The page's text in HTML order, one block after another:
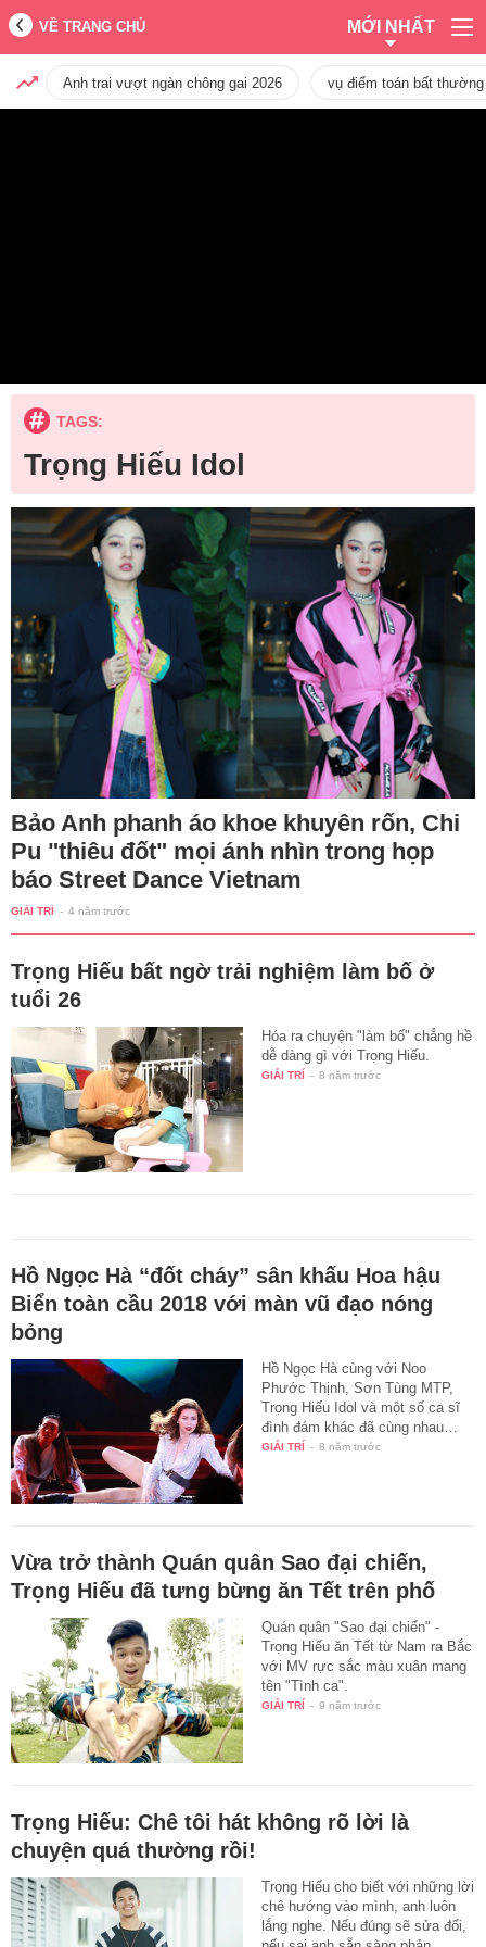
VỀ TRANG CHỦ MỚI NHẤT
Anh trai vượt ngàn chông gai 2026 vụ điểm toán bất
TAGS:
Trọng Hiếu Idol
Bảo Anh phanh áo khoe khuyên rốn, Chi
Pu "thiêu đốt" mọi ánh nhìn trong họp
báo Street Dance Vietnam
GIẢI TRÍ - 4 năm trước
Trọng Hiếu bất ngờ trải nghiệm làm bố ở
tuổi 26
Hóa ra chuyện "làm bố" chẳng hề
dễ dàng gì với Trọng Hiếu.
GIẢI TRÍ - 8 năm trước
Hồ Ngọc Hà “đốt cháy” sân khấu Hoa hậu
Biển toàn cầu 2018 với màn vũ đạo nóng
bỏng
Hồ Ngọc Hà cùng với Noo
Phước Thịnh, Sơn Tùng MTP,
Trọng Hiếu Idol và một số ca sĩ
đình đám khác đã cùng nhau…
GIẢI TRÍ - 8 năm trước
Vừa trở thành Quán quân Sao đại chiến,
Trọng Hiếu đã tưng bừng ăn Tết trên phố
Quán quân "Sao đại chiến" -
Trọng Hiếu ăn Tết từ Nam ra Bắc
với MV rực sắc màu xuân mang
tên "Tình ca".
GIẢI TRÍ - 9 năm trước
Trọng Hiếu: Chê tôi hát không rõ lời là
chuyện quá thường rồi!
Trọng Hiếu cho biết với những lời
chê hướng vào mình, anh luôn
lắng nghe. Nếu đúng sẽ sửa đổi,